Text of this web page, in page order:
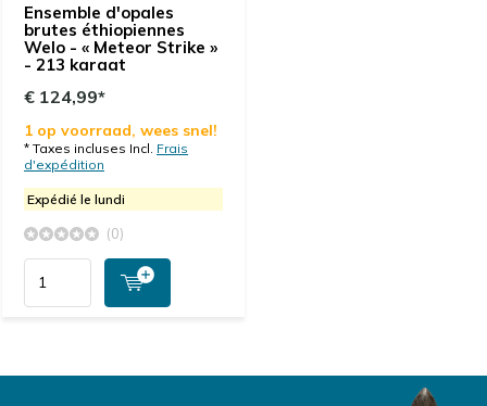
Ensemble d'opales
brutes éthiopiennes
Welo - « Meteor Strike »
- 213 karaat
€ 124,99*
1 op voorraad, wees snel!
* Taxes incluses Incl. Frais
d'expédition
Expédié le lundi
(0)